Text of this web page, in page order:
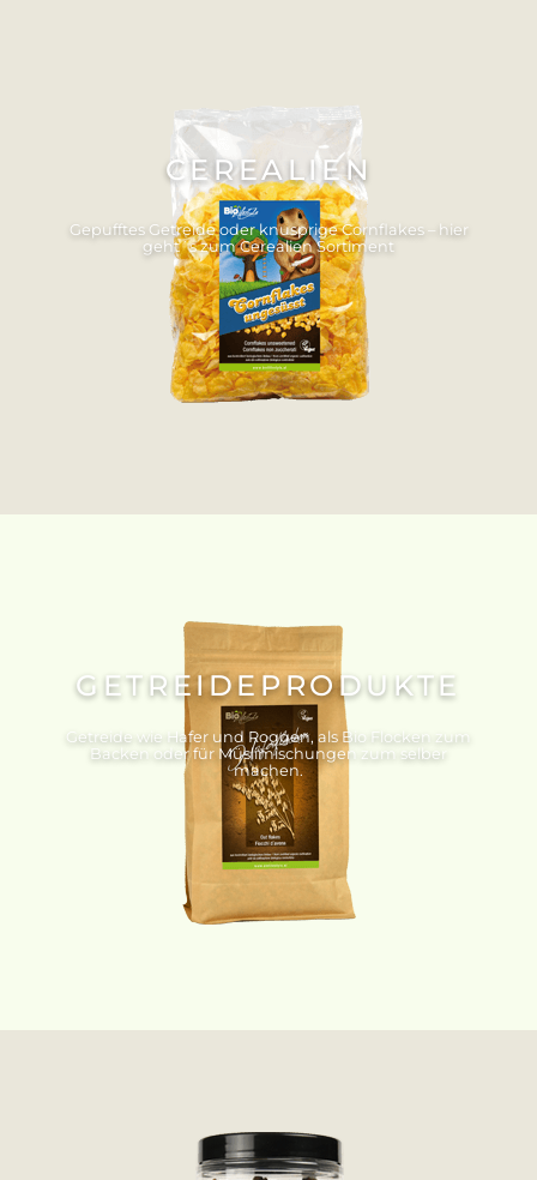
CEREALIEN
Gepufftes Getreide oder knusprige Cornflakes – hier
geht´s zum Cerealien Sortiment
GETREIDEPRODUKTE
Getreide wie Hafer und Roggen, als Bio Flocken zum
Backen oder für Müslimischungen zum selber
machen.